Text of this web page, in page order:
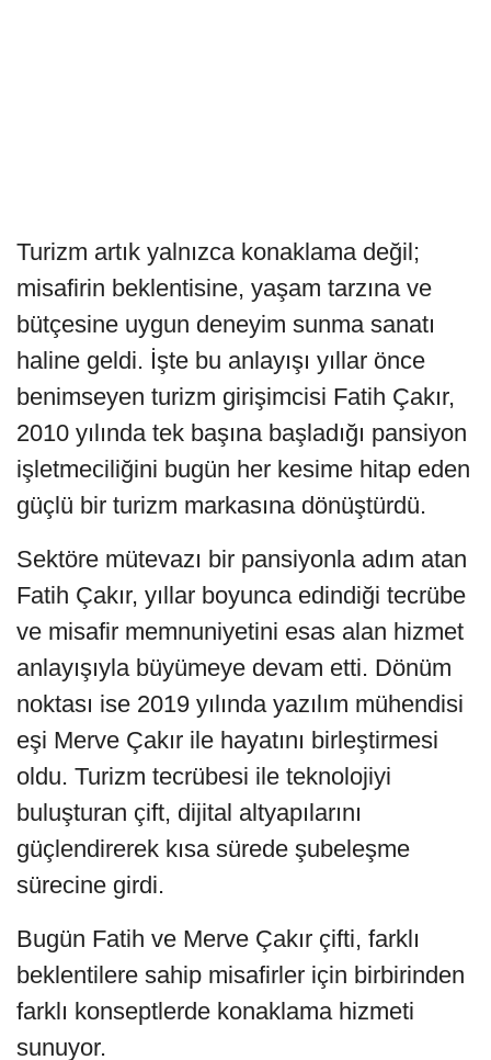
Turizm artık yalnızca konaklama değil;
misafirin beklentisine, yaşam tarzına ve
bütçesine uygun deneyim sunma sanatı
haline geldi. İşte bu anlayışı yıllar önce
benimseyen turizm girişimcisi Fatih Çakır,
2010 yılında tek başına başladığı pansiyon
işletmeciliğini bugün her kesime hitap eden
güçlü bir turizm markasına dönüştürdü.
Sektöre mütevazı bir pansiyonla adım atan
Fatih Çakır, yıllar boyunca edindiği tecrübe
ve misafir memnuniyetini esas alan hizmet
anlayışıyla büyümeye devam etti. Dönüm
noktası ise 2019 yılında yazılım mühendisi
eşi Merve Çakır ile hayatını birleştirmesi
oldu. Turizm tecrübesi ile teknolojiyi
buluşturan çift, dijital altyapılarını
güçlendirerek kısa sürede şubeleşme
sürecine girdi.
Bugün Fatih ve Merve Çakır çifti, farklı
beklentilere sahip misafirler için birbirinden
farklı konseptlerde konaklama hizmeti
sunuyor.